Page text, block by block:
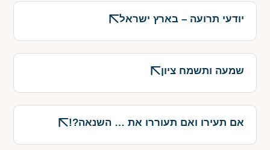
יודעי תרועה – בארץ ישראל
שמעה ותשמח ציון
אם תעירו ואם תעוררו את … השנאה?!